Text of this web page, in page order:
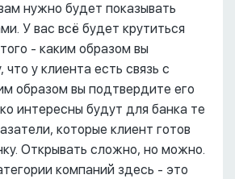
нужно будет показывать
У вас всё будет крутиться
- каким образом вы
у клиента есть связь с
образом вы подтвердите его
интересны будут для банка те
которые клиент готов
Открывать сложно, но можно.
компаний здесь - это